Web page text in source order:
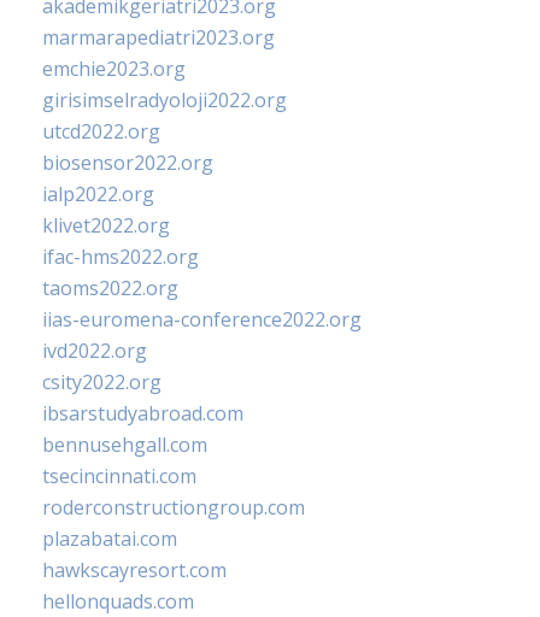
akademikgeriatri2023.org
marmarapediatri2023.org
emchie2023.org
girisimselradyoloji2022.org
utcd2022.org
biosensor2022.org
ialp2022.org
klivet2022.org
ifac-hms2022.org
taoms2022.org
iias-euromena-conference2022.org
ivd2022.org
csity2022.org
ibsarstudyabroad.com
bennusehgall.com
tsecincinnati.com
roderconstructiongroup.com
plazabatai.com
hawkscayresort.com
hellonquads.com